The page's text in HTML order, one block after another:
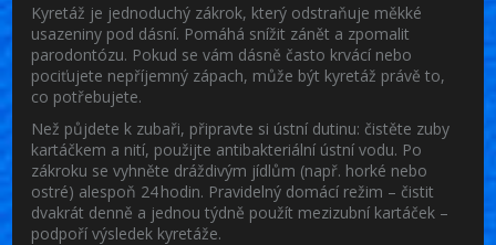
Kyretáž je jednoduchý zákrok, který odstraňuje měkké
usazeniny pod dásní. Pomáhá snížit zánět a zpomalit
parodontózu. Pokud se vám dásně často krvácí nebo
pociťujete nepříjemný zápach, může být kyretáž právě to,
co potřebujete.
Než půjdete k zubaři, připravte si ústní dutinu: čistěte zuby
kartáčkem a nití, použijte antibakteriální ústní vodu. Po
zákroku se vyhněte dráždivým jídlům (např. horké nebo
ostré) alespoň 24 hodin. Pravidelný domácí režim – čistit
dvakrát denně a jednou týdně použít mezizubní kartáček –
podpoří výsledek kyretáže.